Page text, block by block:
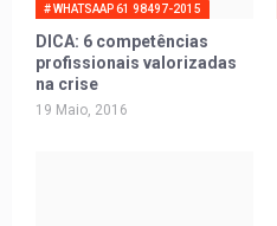
# WHATSAAP 61 98497-2015
DICA: 6 competências
profissionais valorizadas
na crise
19 Maio, 2016